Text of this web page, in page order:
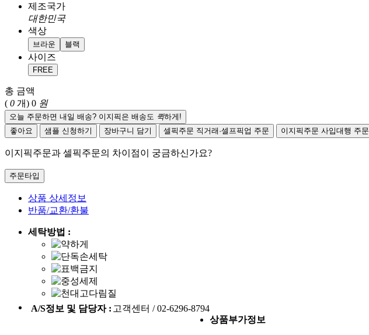
제조국가
대한민국
색상
브라운 블랙
사이즈
FREE
총 금액
( 0 개) 0 원
오늘 주문하면 내일 배송? 이지픽은 배송도 퀵하게!
좋아요
샘플 신청하기 장바구니 담기 셀픽주문 직거래·셀프픽업 주문 이지픽주문 사입대행 주문
이지픽주문과 셀픽주문의 차이점이 궁금하신가요?
주문타입
상품 상세정보
반품/교환/환불
세탁방법 :
A/S정보 및 담당자 : 고객센터 / 02-6296-8794
상품부가정보